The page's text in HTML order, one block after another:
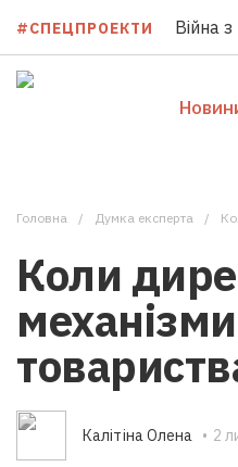
#СПЕЦПРОЕКТИ Війна
Головна Думка експерта
Коли
Калітіна Олена • 2